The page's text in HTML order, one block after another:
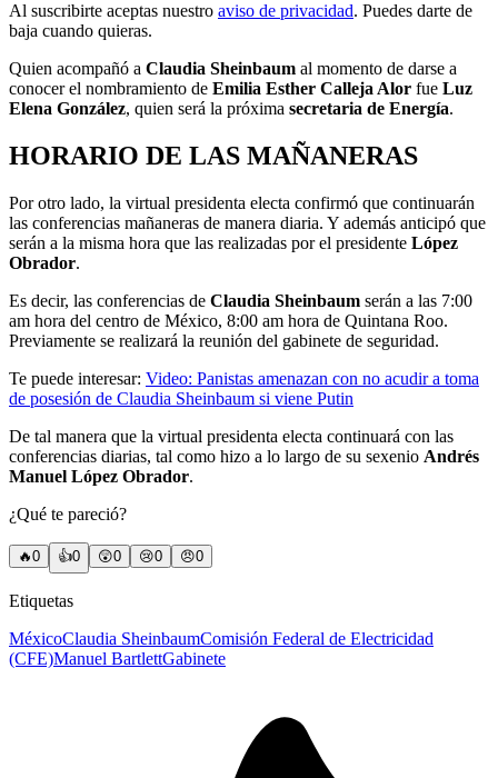
Al suscribirte aceptas nuestro aviso de privacidad. Puedes darte de
baja cuando quieras.
Quien acompañó a Claudia Sheinbaum al momento de darse a
conocer el nombramiento de Emilia Esther Calleja Alor fue Luz
Elena González, quien será la próxima secretaria de Energía.
HORARIO DE LAS MAÑANERAS
Por otro lado, la virtual presidenta electa confirmó que continuarán
las conferencias mañaneras de manera diaria. Y además anticipó que
serán a la misma hora que las realizadas por el presidente López
Obrador.
Es decir, las conferencias de Claudia Sheinbaum serán a las 7:00
am hora del centro de México, 8:00 am hora de Quintana Roo.
Previamente se realizará la reunión del gabinete de seguridad.
Te puede interesar: Video: Panistas amenazan con no acudir a toma
de posesión de Claudia Sheinbaum si viene Putin
De tal manera que la virtual presidenta electa continuará con las
conferencias diarias, tal como hizo a lo largo de su sexenio Andrés
Manuel López Obrador.
¿Qué te pareció?
🔥0 👍0 😲0 😢0 😠0
Etiquetas
MéxicoClaudia SheinbaumComisión Federal de Electricidad
(CFE)Manuel BartlettGabinete